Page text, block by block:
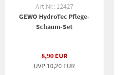
Art.Nr.: 12427
GEWO HydroTec Pflege-
Schaum-Set
8,90 EUR
UVP 10,20 EUR